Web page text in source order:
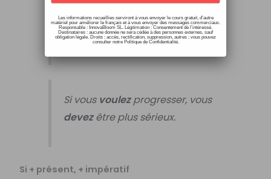
Si on nedortpas bien, onest
fatigué.
Si vous voulezprogresser, vous
devezêtre plus sérieux.
Si + présent, + impératif
Les informations recueillies serviront à vous envoyer le cours gratuit, d’autre
matériel pour améliorer le français et à vous envoyer des messages commerciaux.
Responsable : InnovaBloom SL. Légitimation : Consentement de l’intéressé.
Destinataires : aucune donnée ne sera cédée à des personnes externes, sauf
obligation légale. Droits : accès, rectification, suppression, autres ; vous pouvez
consulter notre Politique de Confidentialité.